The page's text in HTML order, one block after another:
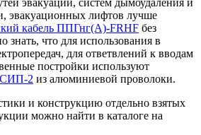
эвакуационных лифтов лучше
кабель ППГнг(А)-FRHF без
знать, что для использования в
для ответвлений к вводам
постройки используют
СИП-2 из алюминиевой проволоки.
и конструкцию отдельно взятых
можно найти в каталоге на